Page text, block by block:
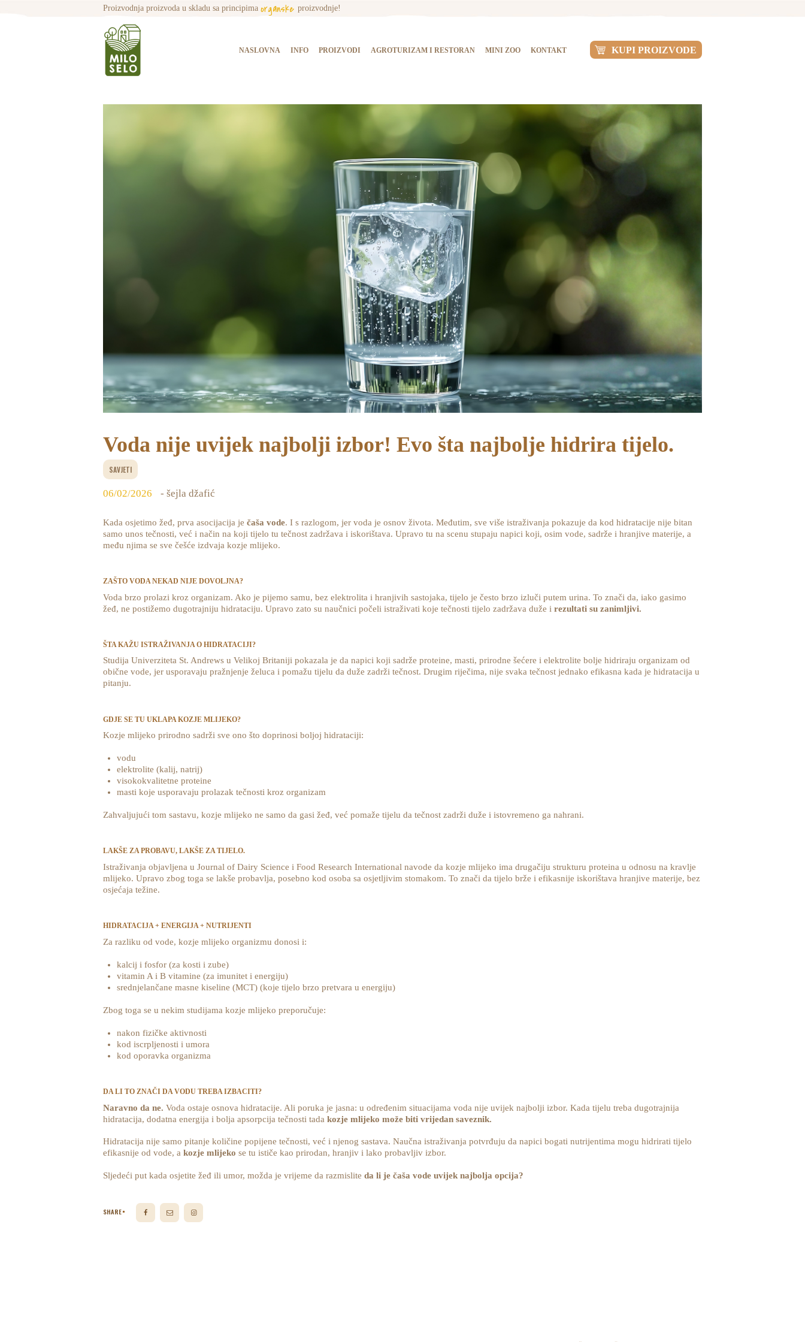
Proizvodnja proizvoda u skladu sa principima organske proizvodnje!
NASLOVNA INFO PROIZVODI AGROTURIZAM I RESTORAN MINI ZOO KONTAKT KUPI PROIZVODE
NASLOVNA
INFO
AGROTURIZAM I
RESTORAN
MINI ZOO
KONTAKT
KUPI PROIZVODE
Voda nije uvijek najbolji izbor! Evo šta najbolje hidrira tijelo.
SAVJETI
06/02/2026 - šejla džafić
Kada osjetimo žeđ, prva asocijacija je čaša vode. I s razlogom, jer voda je osnov života. Međutim, sve više istraživanja pokazuje da kod hidratacije nije bitan
samo unos tečnosti, već i način na koji tijelo tu tečnost zadržava i iskorištava. Upravo tu na scenu stupaju napici koji, osim vode, sadrže i hranjive materije, a
među njima se sve češće izdvaja kozje mlijeko.
ZAŠTO VODA NEKAD NIJE DOVOLJNA?
Voda brzo prolazi kroz organizam. Ako je pijemo samu, bez elektrolita i hranjivih sastojaka, tijelo je često brzo izluči putem urina. To znači da, iako gasimo
žeđ, ne postižemo dugotrajniju hidrataciju. Upravo zato su naučnici počeli istraživati koje tečnosti tijelo zadržava duže i rezultati su zanimljivi.
ŠTA KAŽU ISTRAŽIVANJA O HIDRATACIJI?
Studija Univerziteta St. Andrews u Velikoj Britaniji pokazala je da napici koji sadrže proteine, masti, prirodne šećere i elektrolite bolje hidriraju organizam od
obične vode, jer usporavaju pražnjenje želuca i pomažu tijelu da duže zadrži tečnost. Drugim riječima, nije svaka tečnost jednako efikasna kada je hidratacija u
pitanju.
GDJE SE TU UKLAPA KOZJE MLIJEKO?
Kozje mlijeko prirodno sadrži sve ono što doprinosi boljoj hidrataciji:
vodu
elektrolite (kalij, natrij)
visokokvalitetne proteine
masti koje usporavaju prolazak tečnosti kroz organizam
Zahvaljujući tom sastavu, kozje mlijeko ne samo da gasi žeđ, već pomaže tijelu da tečnost zadrži duže i istovremeno ga nahrani.
LAKŠE ZA PROBAVU, LAKŠE ZA TIJELO.
Istraživanja objavljena u Journal of Dairy Science i Food Research International navode da kozje mlijeko ima drugačiju strukturu proteina u odnosu na kravlje
mlijeko. Upravo zbog toga se lakše probavlja, posebno kod osoba sa osjetljivim stomakom. To znači da tijelo brže i efikasnije iskorištava hranjive materije, bez
osjećaja težine.
HIDRATACIJA + ENERGIJA + NUTRIJENTI
Za razliku od vode, kozje mlijeko organizmu donosi i:
kalcij i fosfor (za kosti i zube)
vitamin A i B vitamine (za imunitet i energiju)
srednjelančane masne kiseline (MCT) (koje tijelo brzo pretvara u energiju)
Zbog toga se u nekim studijama kozje mlijeko preporučuje:
nakon fizičke aktivnosti
kod iscrpljenosti i umora
kod oporavka organizma
DA LI TO ZNAČI DA VODU TREBA IZBACITI?
Naravno da ne. Voda ostaje osnova hidratacije. Ali poruka je jasna: u određenim situacijama voda nije uvijek najbolji izbor. Kada tijelu treba dugotrajnija
hidratacija, dodatna energija i bolja apsorpcija tečnosti tada kozje mlijeko može biti vrijedan saveznik.
Hidratacija nije samo pitanje količine popijene tečnosti, već i njenog sastava. Naučna istraživanja potvrđuju da napici bogati nutrijentima mogu hidrirati tijelo
efikasnije od vode, a kozje mlijeko se tu ističe kao prirodan, hranjiv i lako probavljiv izbor.
Sljedeći put kada osjetite žeđ ili umor, možda je vrijeme da razmislite da li je čaša vode uvijek najbolja opcija?
SHARE